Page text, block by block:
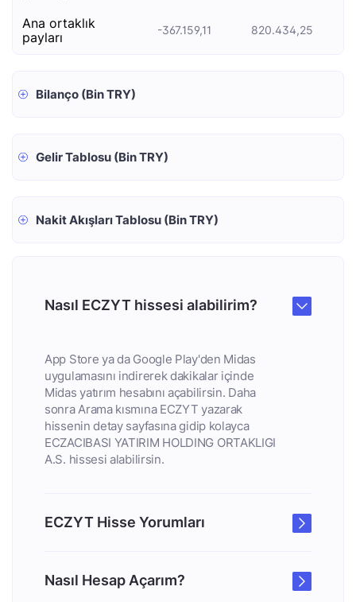
ana ortaklık
payları
-367.159,11 820.434,25
Bilanço (Bin TRY)
Gelir Tablosu (Bin TRY)
Nakit Akışları Tablosu (Bin TRY)
Nasıl ECZYT hissesi alabilirim?
App Store ya da Google Play'den Midas
uygulamasını indirerek dakikalar içinde
Midas yatırım hesabını açabilirsin. Daha
sonra Arama kısmına ECZYT yazarak
hissenin detay sayfasına gidip kolayca
ECZACIBASI YATIRIM HOLDING ORTAKLIGI
A.S. hissesi alabilirsin.
ECZYT Hisse Yorumları
Nasıl Hesap Açarım?